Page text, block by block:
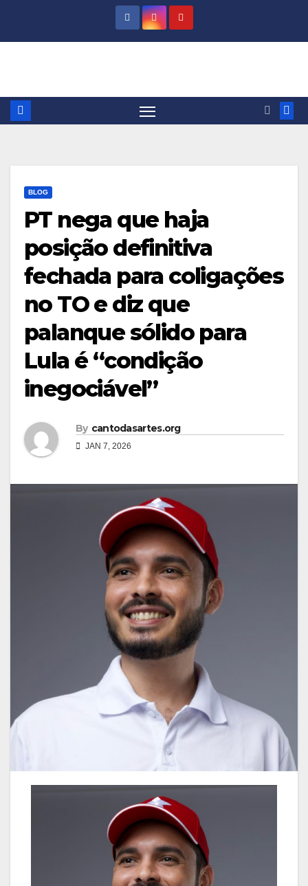
BLOG
PT nega que haja
posição definitiva
fechada para coligações
no TO e diz que
palanque sólido para
Lula é “condição
inegociável”
By cantodasartes.org
JAN 7, 2026